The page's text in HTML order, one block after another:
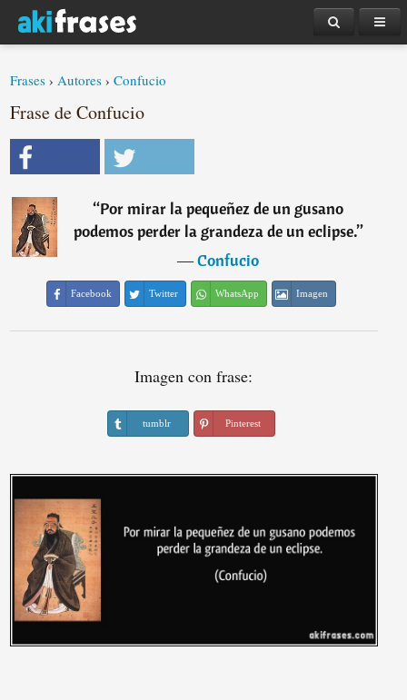
Frases ›Autores ›Confucio
Frase de Confucio
“Por mirar la pequeñez de un gusano
podemos perder la grandeza de un eclipse.”
―Confucio
Facebook Twitter WhatsApp Imagen
Imagen con frase:
tumblr Pinterest